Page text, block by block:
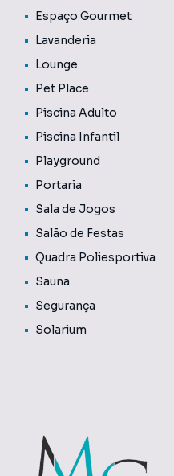
• Pet place
• Piscina adulto
• Piscina infantil
• Playground
• Portaria
• Sala de jogos
• Salão de festas
• Sauna
• Solarium
• Status: Em construção
• Finalidade: Residencial
Apartamento para Venda
Camorim, em Rio de
residenciais e comerciais,
barracões para venda ou
empreendimentos em
Espaço Gourmet
Lavanderia
Lounge
Pet Place
Piscina Adulto
Piscina Infantil
Playground
Portaria
Sala de Jogos
Salão de Festas
Quadra Poliesportiva
Sauna
Segurança
Solarium